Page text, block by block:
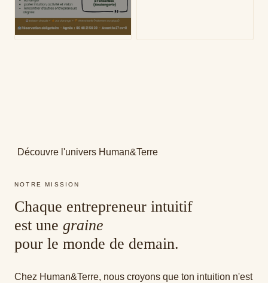
Découvre l'univers Human&Terre
NOTRE MISSION
Chaque entrepreneur intuitif
est une graine
pour le monde de demain.
Chez Human&Terre, nous croyons que ton intuition n'est